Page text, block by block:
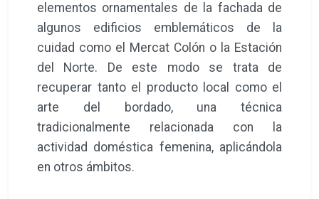
elementos ornamentales de la fachada de
algunos edificios emblemáticos de la
cuidad como el Mercat Colón o la Estación
del Norte. De este modo se trata de
recuperar tanto el producto local como el
arte del bordado, una técnica
tradicionalmente relacionada con la
actividad doméstica femenina, aplicándola
en otros ámbitos.